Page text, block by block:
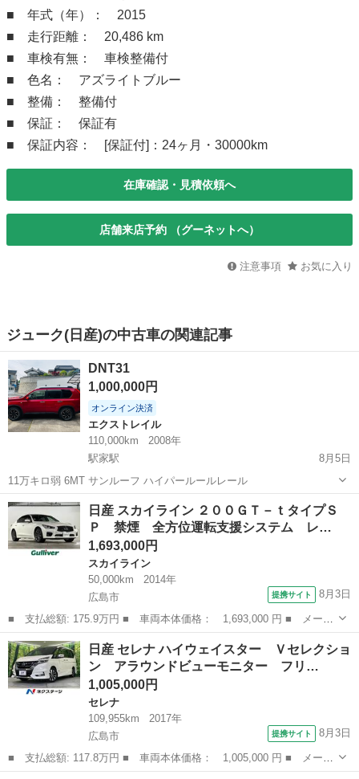
■ 年式（年）： 2015
■ 走行距離： 20,486 km
■ 車検有無： 車検整備付
■ 色名： アズライトブルー
■ 整備： 整備付
■ 保証： 保証有
■ 保証内容： [保証付]：24ヶ月・30000km
在庫確認・見積依頼へ
店舗来店予約 （グーネットへ）
注意事項 お気に入り
ジューク(日産)の中古車の関連記事
DNT31
1,000,000円
オンライン決済
エクストレイル
110,000km
2008年
駅家駅
8月5日
11万キロ弱 6MT サンルーフ ハイパールールレール
広島 福山市 駅家駅 エクストレイル サンルーフ
日産 スカイライン ２００ＧＴ－ｔタイプＳ
Ｐ 禁煙 全方位運転支援システム レ…
1,693,000円
スカイライン
50,000km
2014年
広島市
提携サイト 8月3日
■ 支払総額: 175.9万円 ■ 車両本体価格： 1,693,000 円 ■ メーカ
ー名： 日産 ■ 車種名： スカイライン ■ グレード名： ２００
ＧＴ－ｔタイプＳＰ 禁煙 全方位運転支援システム レーダークル
ーズコン...
広島 広島市 スカイライン
日産 セレナ ハイウェイスター Ｖセレクショ
ン アラウンドビューモニター フリ…
1,005,000円
セレナ
109,955km
2017年
広島市
提携サイト 8月3日
■ 支払総額: 117.8万円 ■ 車両本体価格： 1,005,000 円 ■ メーカ
ー名： 日産 ■ 車種名： セレナ ■ グレード名： ハイウェイス